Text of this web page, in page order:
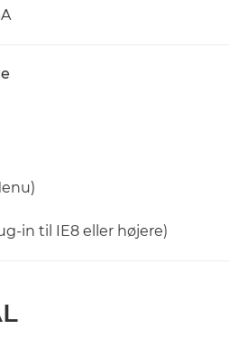
in til IE8 eller højere)